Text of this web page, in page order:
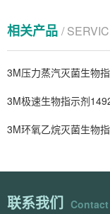
相关产品 /
3M压力蒸汽灭菌生物
3M极速生物指示剂
3M环氧乙烷灭菌生物
联系我们